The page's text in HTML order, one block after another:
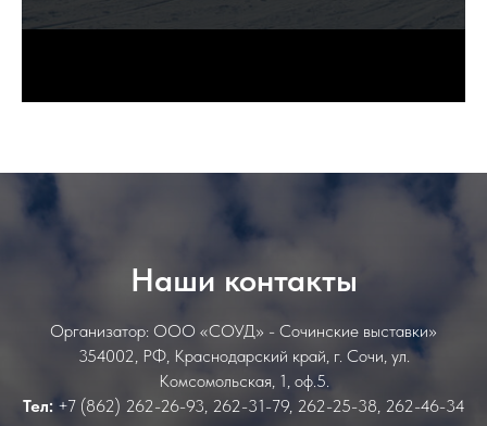
Наши контакты
Организатор: ООО «СОУД» - Сочинские выставки»
354002, РФ, Краснодарский край, г. Сочи, ул.
Комсомольская, 1, оф.5.
Тел: +7 (862) 262-26-93, 262-31-79, 262-25-38, 262-46-34